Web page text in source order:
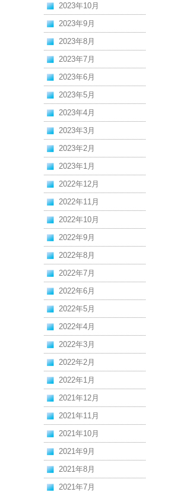
2023年10月
2023年9月
2023年8月
2023年7月
2023年6月
2023年5月
2023年4月
2023年3月
2023年2月
2023年1月
2022年12月
2022年11月
2022年10月
2022年9月
2022年8月
2022年7月
2022年6月
2022年5月
2022年4月
2022年3月
2022年2月
2022年1月
2021年12月
2021年11月
2021年10月
2021年9月
2021年8月
2021年7月